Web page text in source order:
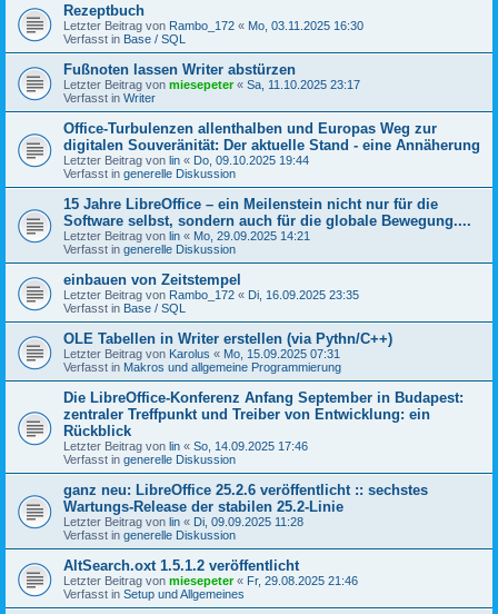
Rezeptbuch
Letzter Beitrag von Rambo_172 « Mo, 03.11.2025 16:30
Verfasst in Base / SQL
Fußnoten lassen Writer abstürzen
Letzter Beitrag von miesepeter« Sa, 11.10.2025 23:17
Verfasst in Writer
Office-Turbulenzen allenthalben und Europas Weg zur
digitalen Souveränität: Der aktuelle Stand - eine Annäherung
Letzter Beitrag von lin « Do, 09.10.2025 19:44
Verfasst in generelle Diskussion
15 Jahre LibreOffice – ein Meilenstein nicht nur für die
Software selbst, sondern auch für die globale Bewegung....
Letzter Beitrag von lin « Mo, 29.09.2025 14:21
Verfasst in generelle Diskussion
einbauen von Zeitstempel
Letzter Beitrag von Rambo_172 « Di, 16.09.2025 23:35
Verfasst in Base / SQL
OLE Tabellen in Writer erstellen (via Pythn/C++)
Letzter Beitrag von Karolus « Mo, 15.09.2025 07:31
Verfasst in Makros und allgemeine Programmierung
Die LibreOffice-Konferenz Anfang September in Budapest:
zentraler Treffpunkt und Treiber von Entwicklung: ein
Rückblick
Letzter Beitrag von lin « So, 14.09.2025 17:46
Verfasst in generelle Diskussion
ganz neu: LibreOffice 25.2.6 veröffentlicht :: sechstes
Wartungs-Release der stabilen 25.2-Linie
Letzter Beitrag von lin « Di, 09.09.2025 11:28
Verfasst in generelle Diskussion
AltSearch.oxt 1.5.1.2 veröffentlicht
Letzter Beitrag von miesepeter« Fr, 29.08.2025 21:46
Verfasst in Setup und Allgemeines